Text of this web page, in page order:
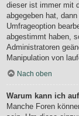
dieser ist immer mit
abgegeben hat,
Umfrageoption
abgestimmt haben,
Administratoren
Manipulation von
Nach oben
Warum kann ich
Manche Foren